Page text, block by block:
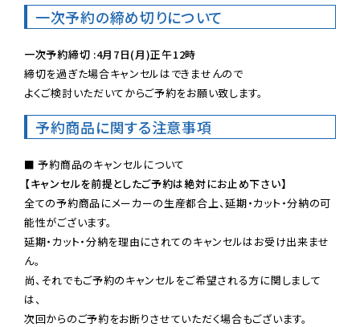
一次予約の締め切りについて
一次予約締切 :4月7日(月)正午12時
締切を過ぎた場合キャンセルはできませんので
よくご検討いただいてからご予約をお願い致します。
予約商品に関する注意事項
【キャンセルを前提としたご予約は絶対にお止め下さい】
全ての予約商品にメーカーの生産都合上、延期・カット・分納の可
能性がございます。
延期・カット・分納を理由にされてのキャンセルはお受け出来ませ
ん。
尚、それでもご予約のキャンセルをご希望される方に関しまして
は、
次回からのご予約をお断りさせていただく場合もございます。